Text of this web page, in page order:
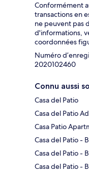
Conformément
transactions en
ne peuvent pas
d'informations,
coordonnées
Numéro
2020102460
Connu aussi
Casa del Patio
Casa del Patio
Casa Patio
Casa del Patio -
Casa del Patio -
Casa del Patio -